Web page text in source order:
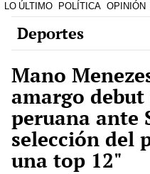
LO ÚLTIMO POLÍTICA OPINIÓN
Deportes
Mano
amargo
peruana ante
selección del
una top 12"